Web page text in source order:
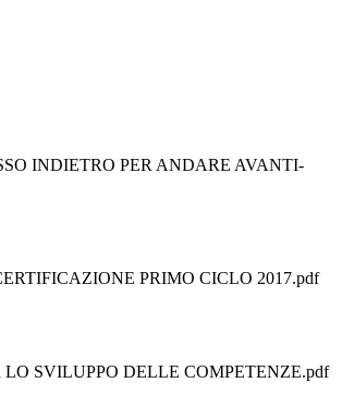
INDIETRO PER ANDARE AVANTI-
PRIMO CICLO 2017.pdf
SVILUPPO DELLE COMPETENZE.pdf